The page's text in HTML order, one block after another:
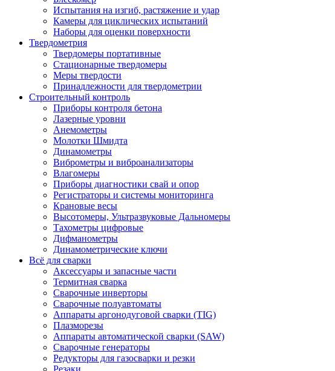
Испытания на изгиб, растяжение и удар
Камеры для циклических испытаний
Наборы для оценки поверхности
Твердометрия
Твердомеры портативные
Стационарные твердомеры
Меры твердости
Принадлежности для твердометрии
Строительный контроль
Приборы контроля бетона
Лазерные уровни
Анемометры
Молотки Шмидта
Динамометры
Виброметры и виброанализаторы
Влагомеры
Приборы диагностики свай и опор
Регистраторы и системы мониторинга
Крановые весы
Высотомеры, Ультразвуковые Дальномеры
Тахометры цифровые
Дифманометры
Динамометрические ключи
Всё для сварки
Аксессуары и запасные части
Термитная сварка
Сварочные инверторы
Сварочные полуавтоматы
Аппараты аргонодуговой сварки (TIG)
Плазморезы
Аппараты автоматической сварки (SAW)
Сварочные генераторы
Редукторы для газосварки и резки
Резаки